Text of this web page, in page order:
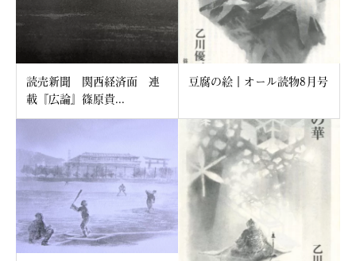
読売新聞 関西経済面 連
載『広論』篠原貴...
豆腐の絵｜オール読物8月号